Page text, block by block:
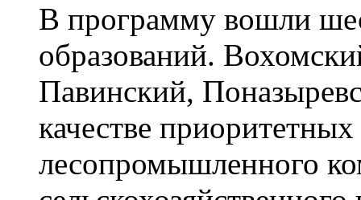
В программу вошли
образований.
Павинский,
качестве
лесопромышленного